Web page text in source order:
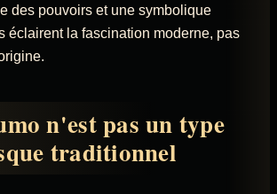
des pouvoirs et une symbolique
éclairent la fascination moderne, pas
n'est pas un type
traditionnel